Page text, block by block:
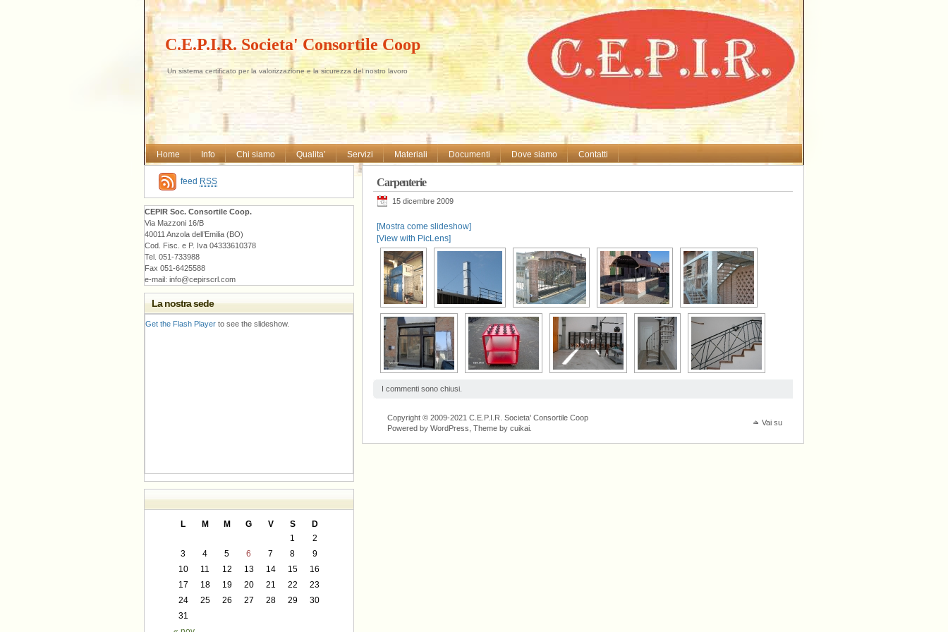
C.E.P.I.R. Societa' Consortile Coop
Un sistema certificato per la valorizzazione e la sicurezza del nostro lavoro
Home Info Chi siamo Qualita’ Servizi Materiali Documenti Dove siamo Contatti
Carpenterie
15 dicembre 2009
[Mostra come slideshow]
[View with PicLens]
I commenti sono chiusi.
Vai su
Copyright © 2009-2021 C.E.P.I.R. Societa' Consortile Coop
Powered by WordPress, Theme by cuikai
feed RSS
CEPIR Soc. Consortile Coop.
Via Mazzoni 16/B
40011 Anzola dell’Emilia (BO)
Cod. Fisc. e P. Iva 04333610378
Tel. 051-733988
Fax 051-6425588
e-mail: info@cepirscrl.com
La nostra sede
Get the Flash Player to see the slideshow.
L M M G V S D
1
2
3
4 5 6 7 8
9
10
11 12 13 14 15
16
17
18 19 20 21 22
23
24
25 26 27 28 29
30
31